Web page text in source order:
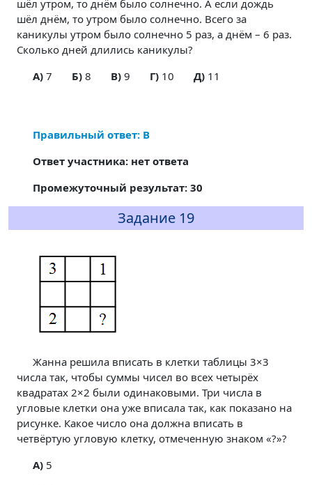
шёл утром, то днём было солнечно. А если дождь
шёл днём, то утром было солнечно. Всего за
каникулы утром было солнечно 5 раз, а днём – 6 раз.
Сколько дней длились каникулы?
A)7 Б)8 В)9 Г)10 Д)11
Правильный ответ: В
Ответ участника: нет ответа
Промежуточный результат: 30
Задание 19
Жанна решила вписать в клетки таблицы 3×3
числа так, чтобы суммы чисел во всех четырёх
квадратах 2×2 были одинаковыми. Три числа в
угловые клетки она уже вписала так, как показано на
рисунке. Какое число она должна вписать в
четвёртую угловую клетку, отмеченную знаком «?»?
A)5